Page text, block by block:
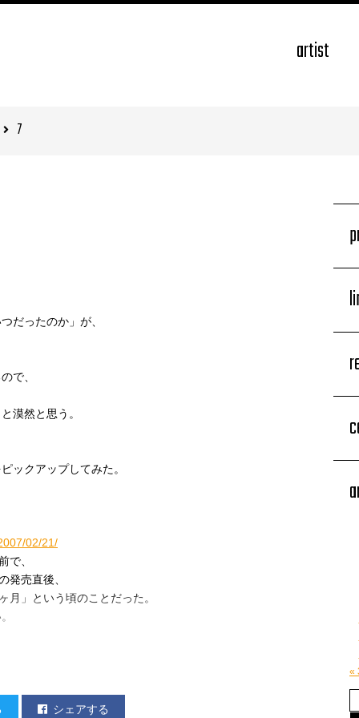
artist
7
だったのか」が、
で、
漠然と思う。
ックアップしてみた。
02/21/
で、
発売直後、
月」という頃のことだった。
シェアする
«